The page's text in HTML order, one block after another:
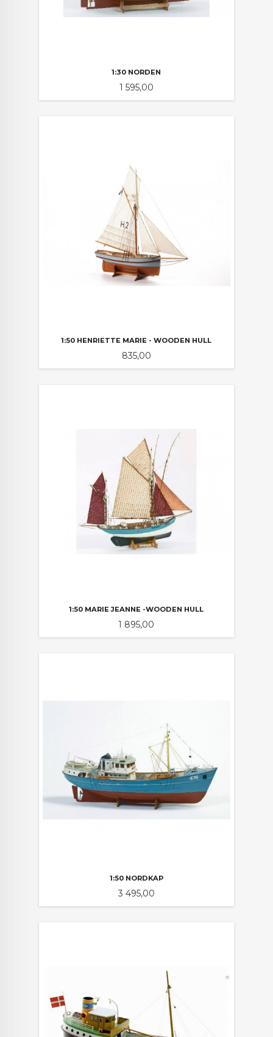
1:30 NORDEN
Pris
1 595,00
1:50 HENRIETTE MARIE - WOODEN HULL
Pris
835,00
1:50 MARIE JEANNE -WOODEN HULL
Pris
1 895,00
1:50 NORDKAP
Pris
3 495,00